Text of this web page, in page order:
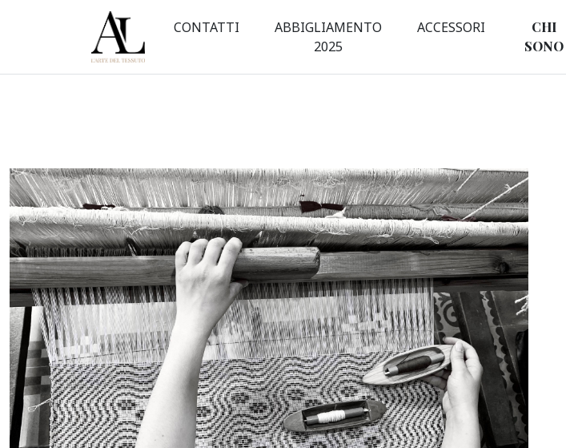
Lucia
L'Arte
del
Tessuto
CONTATTI
ABBIGLIAMENTO
2025
ACCESSORI
CHI
SONO